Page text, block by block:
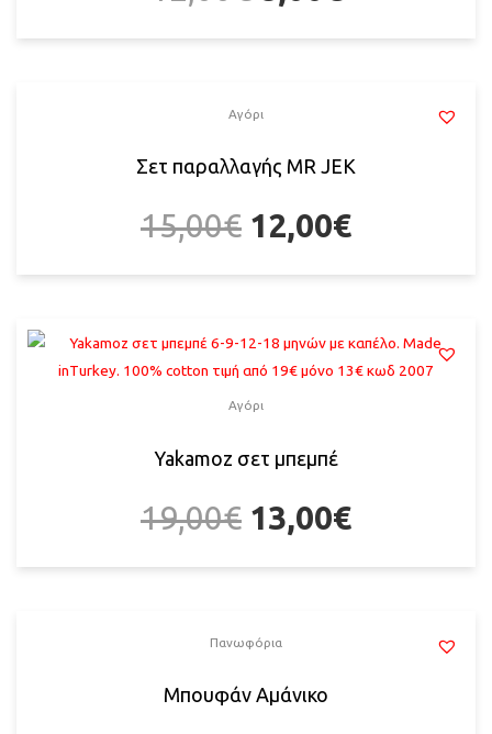
Αγόρι
Σετ παραλλαγής MR JEK
15,00€ 12,00€
Αγόρι
Yakamoz σετ μπεμπέ
19,00€ 13,00€
Πανωφόρια
Μπουφάν Αμάνικο